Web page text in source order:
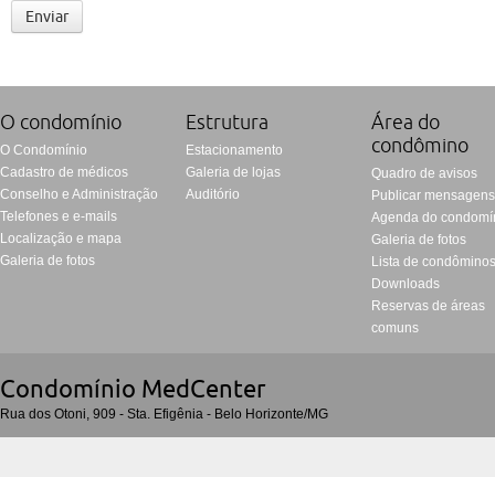
O condomí­nio
O Condomínio
Cadastro de médicos
Conselho e Administração
Telefones e e-mails
Localização e mapa
Galeria de fotos
Estrutura
Estacionamento
Galeria de lojas
Auditório
Área do
condômino
Quadro de avisos
Publicar mensagens
Agenda do
Galeria de fotos
Lista de
Downloads
Reservas de áreas
comuns
Condomí­nio MedCenter
Rua dos Otoni, 909 - Sta. Efigênia - Belo Horizonte/MG